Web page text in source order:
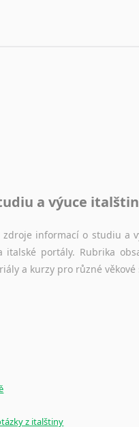
soubor autentických
a výuce
informací o studiu a
italské portály. Rubrika
a kurzy pro různé věkové
z italštiny